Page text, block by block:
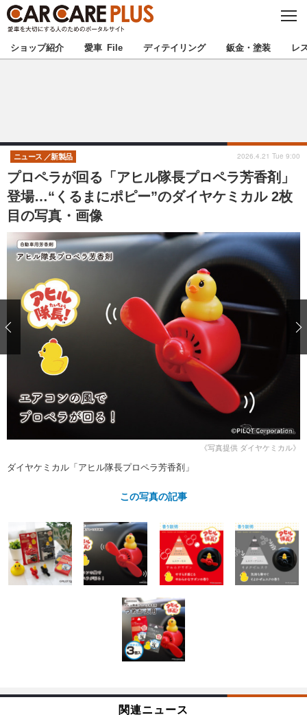
C
S
E
★カーケアプラス認定★ 厳選プロショップを地域から探す
甲信越 北陸
東海 関西
中国
九州 沖縄
注目の記事
ショップレポート 愛車 File
自動車豆知識 ストップ！不具合修理＆粗悪修理
鈑金・塗装
ディテイリング
ディテイリング 洗車
ヘッドライト磨き コーティング
フィルム・ラッピング
鈑金・塗装
小キズ直し 防錆
特集記事
ストップ 不具合修理＆粗悪修理
カーメーカー「旧車」関連プロジェ
クト
コラム
ショップ紹介
ショップレポート プロショップ検索
ェクト
ショップ紹介 愛車 File ディテイリング 鈑金・塗装 レ
プロペラが回る「アヒル隊長プロペラ芳香剤」
登場…“くるまにポピー”のダイヤケミカル 2枚
目の写真・画像
ニュース 新製品 2026.4.21 Tue 9:00
《写真提供 ダイヤケミカル》
ダイヤケミカル「アヒル隊長プロペラ芳香剤」
この写真の記事
関連ニュース